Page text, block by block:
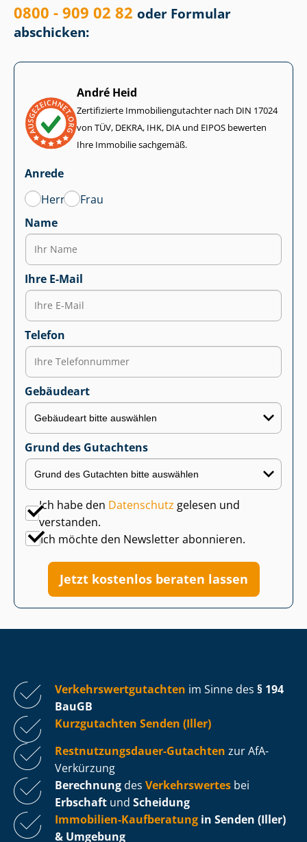
0800 - 909 02 82 oder Formular
abschicken:
André Heid
Zertifizierte Im­mo­bi­li­en­gut­ach­ter nach DIN 17024
von TÜV, DEKRA, IHK, DIA und EIPOS bewerten
Ihre Immobilie sachgemäß.
Anrede
Herr
Frau
Name
Ihre E-Mail
Telefon
Gebäudeart
Grund des Gutachtens
Ich habe den Datenschutz gelesen und
verstanden.
Ich möchte den Newsletter abonnieren.
Jetzt kostenlos beraten lassen
Ver­kehrs­wert­gut­ach­ten im Sinne des § 194
BauGB
Kurzgutachten Senden (Iller)
Rest­nut­zungs­dau­er-Gutachten zur AfA-
Verkürzung
Berechnung des Verkehrswertes bei
Erbschaft und Scheidung
Immobilien-Kaufberatung in Senden (Iller)
& Umgebung